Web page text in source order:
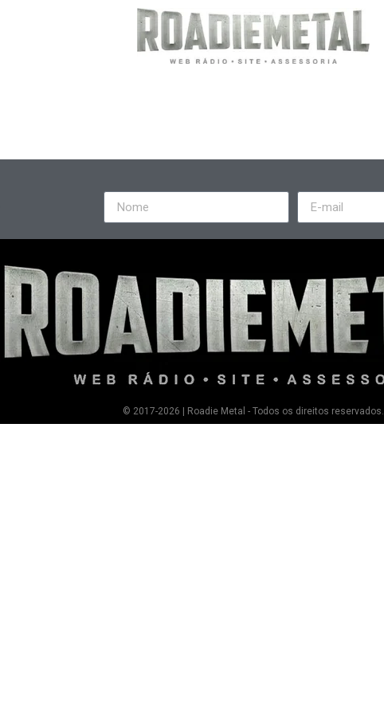
© 2017-2026 | Roadie Metal - Todos os direitos reservados.